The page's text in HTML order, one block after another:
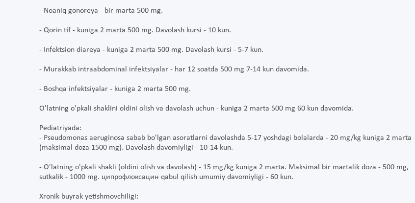
- Noaniq gonoreya - bir marta 500 mg.
- Qorin tif - kuniga 2 marta 500 mg. Davolash kursi - 10 kun.
- Infektsion diareya - kuniga 2 marta 500 mg. Davolash kursi - 5-7 kun.
- Murakkab intraabdominal infektsiyalar - har 12 soatda 500 mg 7-14 kun davomida.
- Boshqa infektsiyalar - kuniga 2 marta 500 mg.
O'latning o'pkali shaklini oldini olish va davolash uchun - kuniga 2 marta 500 mg 60 kun davomida.
Pediatriyada:
- Pseudomonas aeruginosa sabab bo'lgan asoratlarni davolashda 5-17 yoshdagi bolalarda - 20 mg/kg kuniga 2 marta
(maksimal doza 1500 mg). Davolash davomiyligi - 10-14 kun.
- O'latning o'pkali shakli (oldini olish va davolash) - 15 mg/kg kuniga 2 marta. Maksimal bir martalik doza - 500 mg,
sutkalik - 1000 mg. ципрофлоксацин qabul qilish umumiy davomiyligi - 60 kun.
Xronik buyrak yetishmovchiligi: